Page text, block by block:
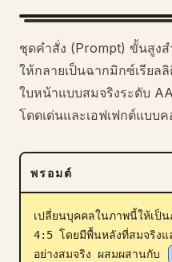
ทักษะ
พรอมต์
ราคา
ดาวน์โหลด
บล็อก
1
ชุดคำสั่ง (Prompt) ขั้นสูง
ให้กลายเป็นฉากมิกซ์เรียล
ใบหน้าแบบสมจริงระดับ
โดดเด่นและเอฟเฟกต์แบบ
พรอมต์
เปลี่ยนบุคคลในภาพนี้ให้เป็
4:5 โดยมีพื้นหลังที่สมจริงแ
อย่างสมจริง ผสมผสานกับ